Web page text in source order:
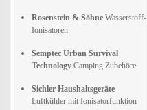
Rosenstein & Söhne Wasserstoff-
Ionisatoren
Semptec Urban Survival
Technology Camping Zubehöre
Sichler Haushaltsgeräte
Luftkühler mit Ionisatorfunktion